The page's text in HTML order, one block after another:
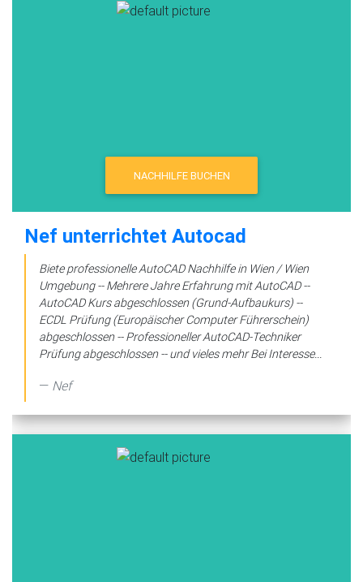
NACHHILFE BUCHEN
Nef unterrichtet Autocad
Biete professionelle AutoCAD Nachhilfe in Wien / Wien
Umgebung -- Mehrere Jahre Erfahrung mit AutoCAD --
AutoCAD Kurs abgeschlossen (Grund-Aufbaukurs) --
ECDL Prüfung (Europäischer Computer Führerschein)
abgeschlossen -- Professioneller AutoCAD-Techniker
Prüfung abgeschlossen -- und vieles mehr Bei Interesse...
Nef